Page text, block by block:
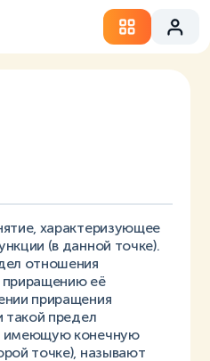
характеризующее
(в данной точке).
отношения
приращению её
приращения
такой предел
имеющую конечную
точке), называют